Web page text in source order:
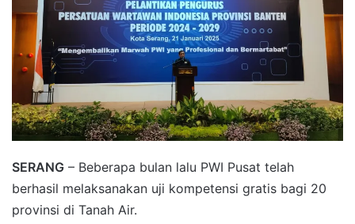
SERANG – Beberapa bulan lalu PWI Pusat telah
berhasil melaksanakan uji kompetensi gratis bagi 20
provinsi di Tanah Air.